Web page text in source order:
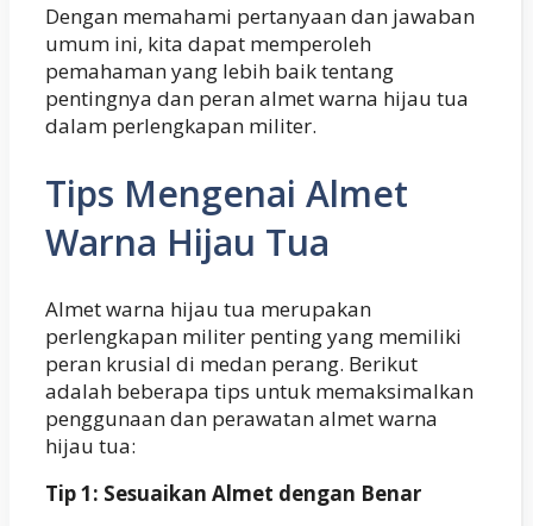
Dengan memahami pertanyaan dan jawaban
umum ini, kita dapat memperoleh
pemahaman yang lebih baik tentang
pentingnya dan peran almet warna hijau tua
dalam perlengkapan militer.
Tips Mengenai Almet
Warna Hijau Tua
Almet warna hijau tua merupakan
perlengkapan militer penting yang memiliki
peran krusial di medan perang. Berikut
adalah beberapa tips untuk memaksimalkan
penggunaan dan perawatan almet warna
hijau tua:
Tip 1: Sesuaikan Almet dengan Benar